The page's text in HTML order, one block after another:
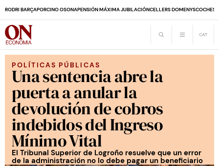
RODRI BARÇAPORCINO OSONAPENSIÓN MÁXIMA JUBILACIÓNCELLERS DOMENYSCOCHES
POLÍTICAS PÚBLICAS
Una sentencia abre la
puerta a anular la
devolución de cobros
indebidos del Ingreso
Mínimo Vital
El Tribunal Superior de Logroño resuelve que un error
de la administración no lo debe pagar un beneficiario